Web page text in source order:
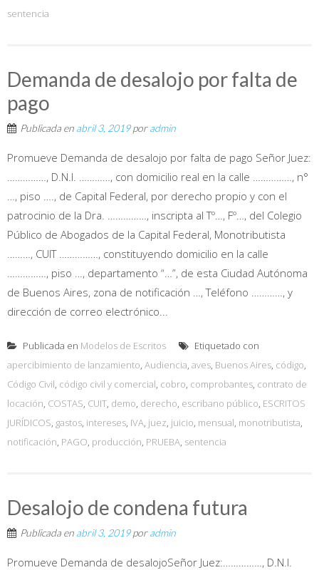
sentencia
Demanda de desalojo por falta de
pago
Publicada en abril 3, 2019poradmin
Promueve Demanda de desalojo por falta de pago Señor Juez:
……………, D.N.I. …………, con domicilio real en la calle ……………, n°
…, piso …., de Capital Federal, por derecho propio y con el
patrocinio de la Dra. ……………, inscripta al Tº…, Fº…, del Colegio
Público de Abogados de la Capital Federal, Monotributista
………, CUIT ……………, constituyendo domicilio en la calle
……………, piso …, departamento “…”, de esta Ciudad Autónoma
de Buenos Aires, zona de notificación …, Teléfono …………, y
dirección de correo electrónico...
Publicada en Modelos de Escritos
Etiquetado con
apercibimiento de lanzamiento, Audiencia, aves, Buenos Aires, código,
Código Civil, código civil y comercial, cobro, comprobantes, contrato de
locación, COSTAS, CUIT, demo, derecho, escribano público, ESCRITOS
JURÍDICOS, gastos, intereses, IVA, juez, juicio, mensual, monotributista,
notificación, PAGO, producción, PRUEBA, sentencia
Desalojo de condena futura
Publicada en abril 3, 2019poradmin
Promueve Demanda de desalojoSeñor Juez:……………, D.N.I.